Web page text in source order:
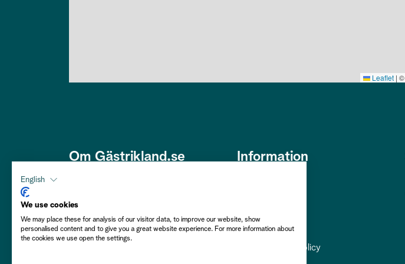
Leaflet | ©
Om Gästrikland.se
Ek. Förening i ett samarbete med
Gästrikekommunerna i syfte att
främja Gästrikland som besöksmål.
Information
Hållbarhetspolicy
Personuppgiftspolicy
English
We use cookies
We may place these for analysis of our visitor data, to improve our website, show
personalised content and to give you a great website experience. For more information about
the cookies we use open the settings.